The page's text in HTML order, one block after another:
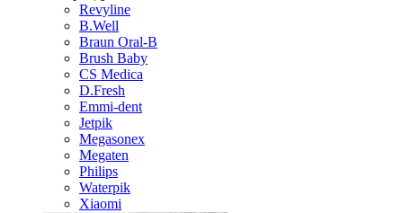
Revyline
B.Well
Braun Oral-B
Brush Baby
CS Medica
D.Fresh
Emmi-dent
Jetpik
Megasonex
Megaten
Philips
Waterpik
Xiaomi